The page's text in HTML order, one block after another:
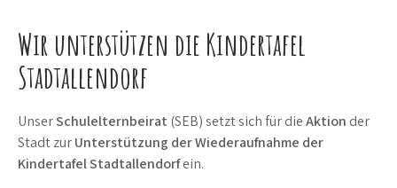
Wir unterstützen die Kindertafel
Stadtallendorf
UnserSchulelternbeirat (SEB) setzt sich für dieAktion der
Stadt zurUnterstützung der Wiederaufnahme der
Kindertafel Stadtallendorfein.